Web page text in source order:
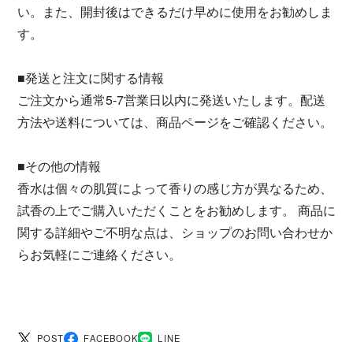
い。また、開封後はできるだけ早めに使用をお勧めしま
す。
■発送と注文に関する情報
ご注文から通常5-7営業日以内に発送いたします。配送
方法や送料については、商品ページをご確認ください。
■その他の情報
香水は個々の肌質によって香りの感じ方が異なるため、
試香の上でご購入いただくことをお勧めします。 商品に
関する詳細やご不明な点は、ショップのお問い合わせか
らお気軽にご連絡ください。
POST FACEBOOK LINE